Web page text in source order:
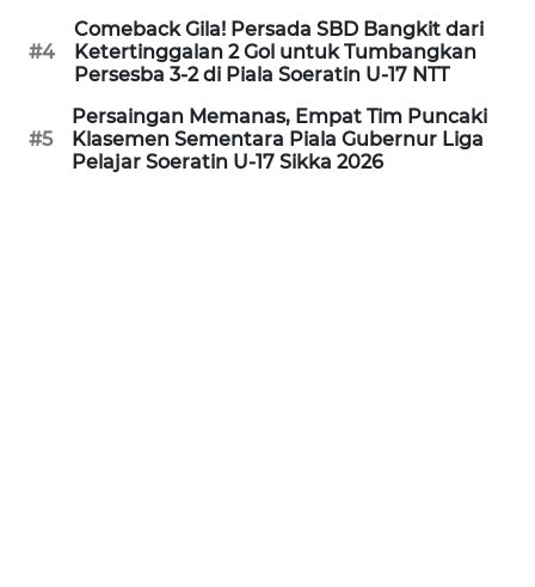
#4
Comeback Gila! Persada SBD Bangkit dari
Ketertinggalan 2 Gol untuk Tumbangkan
Persesba 3-2 di Piala Soeratin U-17 NTT
#5
Persaingan Memanas, Empat Tim Puncaki
Klasemen Sementara Piala Gubernur Liga
Pelajar Soeratin U-17 Sikka 2026
WN
SUKABUMI
PURWAKARTA